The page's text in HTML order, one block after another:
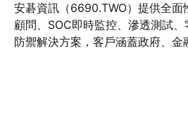
安碁資訊（6690.TWO）提供全面
顧問、SOC即時監控、滲透測試
防禦解決方案，客戶涵蓋政府、金